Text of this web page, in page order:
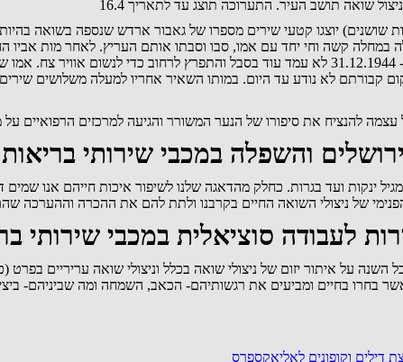
שואה תושב העיר. התערוכה תוצג עד לתאריך 16.4
קשה וחי יחד עם אמו, סבו וסבתו אותם העריץ. לאחר מות אביו
בחנות צילום במשך כשישה חודשים. באחד הימים, ב- 31.12.1944 לא עמד עוד בסבל
קבורתם לא נודע עד היום. במותו השאיר אחריו למעלה משלושים
להנציח את סיפורו של הנער המשורר והגיעה למרכזים הרפואיים
והשפלה במכבי שירותי
ינקות ועד בגרות. כחלק מהדאגה שלנו לשיפור איכות חייהם אנו
של ניצולי השואה החיים בקרבנו ולתת להם את ההכרה וההערכה
לעבודה סוציאלית במכבי שירותי
על איתור יזום של ניצולי שואה בכלל וניצולי שואה עריריים
בחרו בחיים ומביעים את רגשותיהם- הכאב, השמחה ומה שביניהם-
דילים וקופונים לאליאקספרס